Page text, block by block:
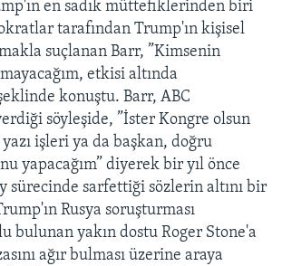
en sadık müttefiklerinden biri
tarafından Trump'ın kişisel
suçlanan Barr, ”Kimsenin
etkisi altında
konuştu. Barr, ABC
söyleşide, ”İster Kongre olsun
işleri ya da başkan, doğru
yapacağım” diyerek bir yıl önce
sürecinde sarfettiği sözlerin altını bir
Rusya soruşturması
bulunan yakın dostu Roger Stone'a
ağır bulması üzerine araya